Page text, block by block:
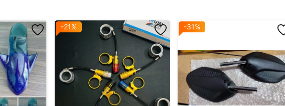
-21% -31%